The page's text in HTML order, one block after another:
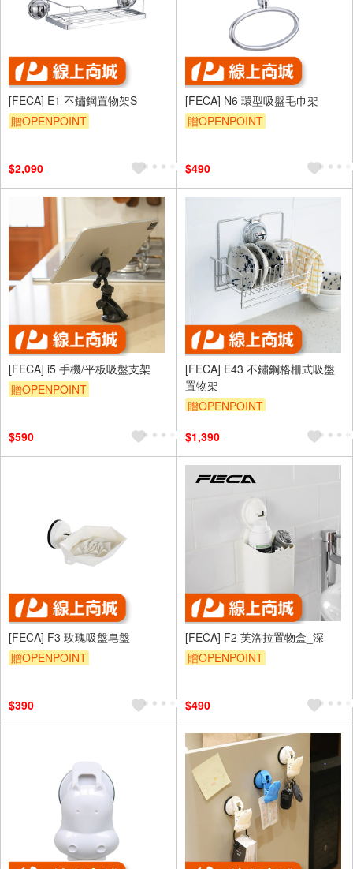
[FECA] E1 不鏽鋼置物架S
贈OPENPOINT
$2,090
[FECA] N6 環型吸盤毛巾架
贈OPENPOINT
$490
[FECA] i5 手機/平板吸盤支架
贈OPENPOINT
$590
[FECA] E43 不鏽鋼格柵式吸盤
置物架
贈OPENPOINT
$1,390
[FECA] F3 玫瑰吸盤皂盤
贈OPENPOINT
$390
[FECA] F2 芙洛拉置物盒_深
贈OPENPOINT
$490